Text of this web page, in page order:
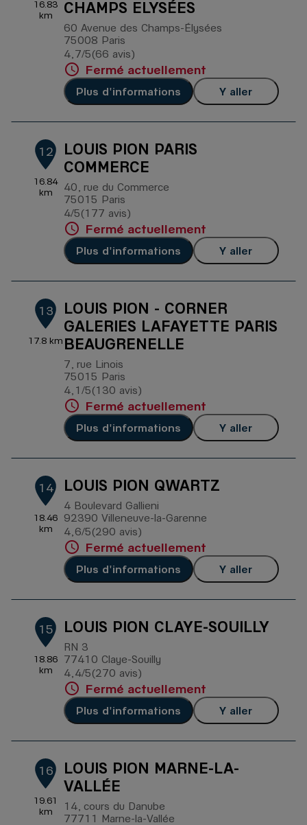
16.83
km
CHAMPS ELYSÉES
60 Avenue des Champs-Élysées
75008 Paris
4,7/5 Note de 4.7 sur 5
(66 avis)
Fermé actuellement
Plus d'informations Y aller
12
16.84
km
LOUIS PION PARIS
COMMERCE
40, rue du Commerce
75015 Paris
4/5 Note de 4 sur 5
(177 avis)
Fermé actuellement
Plus d'informations Y aller
13
17.8 km
LOUIS PION - CORNER
GALERIES LAFAYETTE PARIS
BEAUGRENELLE
7, rue Linois
75015 Paris
4,1 /5 Note de 4.1 sur 5
(130 avis)
Fermé actuellement
Plus d'informations Y aller
14
18.46
km
LOUIS PION QWARTZ
4 Boulevard Gallieni
92390 Villeneuve-la-Garenne
4,6/5 Note de 4.6 sur 5
(290 avis)
Fermé actuellement
Plus d'informations Y aller
15
18.86
km
LOUIS PION CLAYE-SOUILLY
RN 3
77410 Claye-Souilly
4,4/5 Note de 4.4 sur 5
(270 avis)
Fermé actuellement
Plus d'informations Y aller
16
19.61
km
LOUIS PION MARNE-LA-
VALLÉE
14, cours du Danube
77711 Marne-la-Vallée